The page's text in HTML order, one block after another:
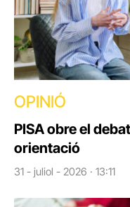
OPINIÓ
PISA obre el
orientació
31 - juliol - 2026 · 13:11